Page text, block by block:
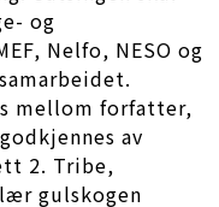
og
Nelfo, NESO og
mellom forfatter,
av
2. Tribe,
gulskogen